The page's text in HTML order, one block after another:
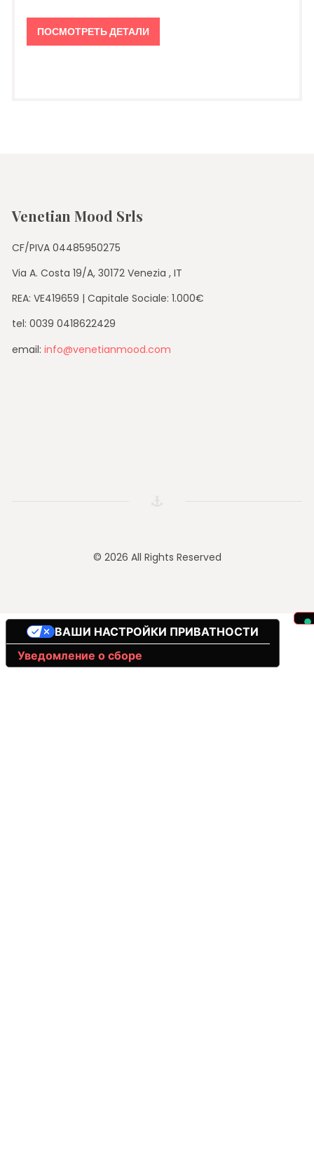
ПОСМОТРЕТЬ ДЕТАЛИ
Venetian Mood Srls
CF/PIVA 04485950275
Via A. Costa 19/A, 30172 Venezia , IT
REA: VE419659 | Capitale Sociale: 1.000€
tel: 0039 0418622429
email: info@venetianmood.com
© 2026 All Rights Reserved
Уведомление о сборе
ВАШИ НАСТРОЙКИ ПРИВАТНОСТИ